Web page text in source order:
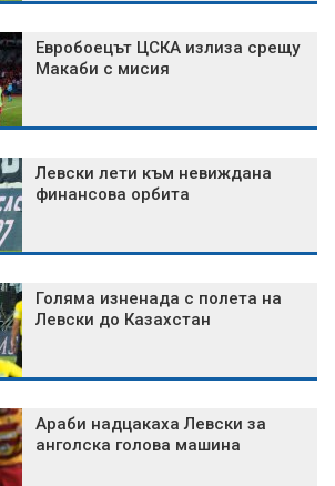
Евробоецът ЦСКА излиза срещу
Макаби с мисия
Левски лети към невиждана
финансова орбита
Голяма изненада с полета на
Левски до Казахстан
Араби надцакаха Левски за
анголска голова машина